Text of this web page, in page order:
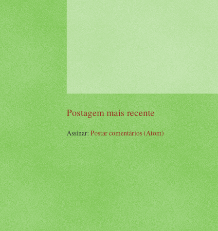
Postagem mais recente
Assinar:Postar comentários (Atom)